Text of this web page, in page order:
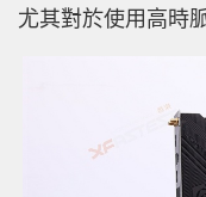
尤其對於使用高時